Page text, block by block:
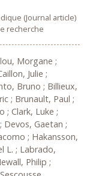
(Journal article)
recherche
Morgane ;
Julie ;
Bruno ; Billieux,
; Brunault, Paul ;
; Clark, Luke ;
Devos, Gaetan ;
; Hakansson,
L. ; Labrado,
Philip ;